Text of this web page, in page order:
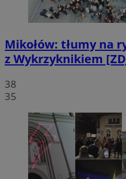
Mikołów: tłumy na
z Wykrzyknikiem
38
35